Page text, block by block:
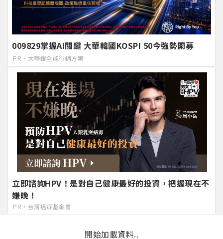
009829掌握AI關鍵 大華韓國KOSPI 50今強勢開募
PR・大華銀全能行銷方案
立即諮詢HPV！是對自己健康最好的投資，把握現在不
嫌晚！
PR・台灣癌症基金會
開始加載資料..